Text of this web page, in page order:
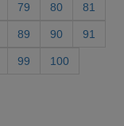
79 80 81
89 90 91
99 100